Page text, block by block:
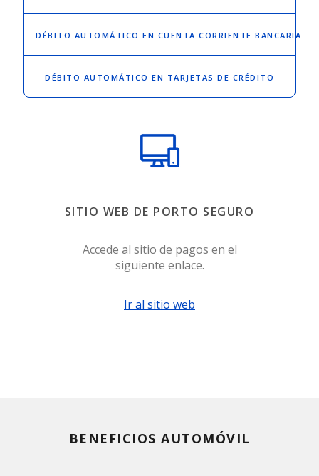
DÉBITO AUTOMÁTICO EN CUENTA CORRIENTE BANCARIA
DÉBITO AUTOMÁTICO EN TARJETAS DE CRÉDITO
SITIO WEB DE PORTO SEGURO
Accede al sitio de pagos en el
siguiente enlace.
Ir al sitio web
BENEFICIOS AUTOMÓVIL